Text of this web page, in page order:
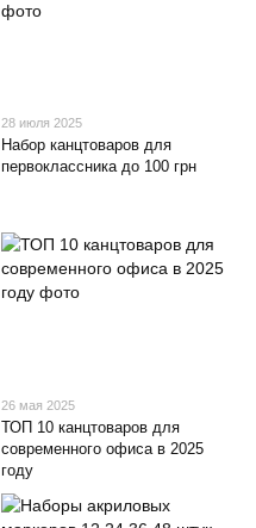
28 июля 2025
Набор канцтоваров для
первоклассника до 100 грн
26 мая 2025
ТОП 10 канцтоваров для
современного офиса в 2025
году